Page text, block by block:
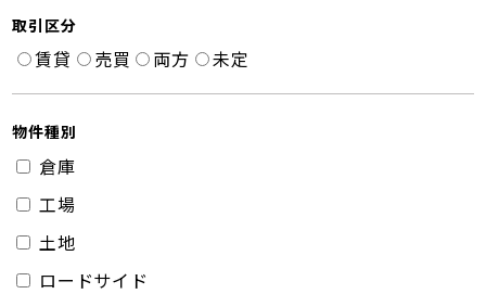
取引区分
賃貸 売買 両方 未定
物件種別
倉庫
工場
土地
ロードサイド